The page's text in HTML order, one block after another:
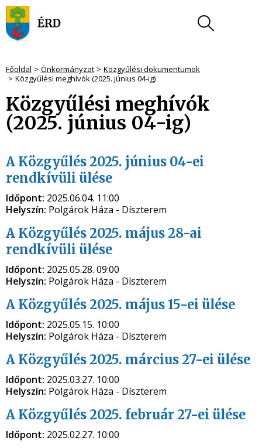
Főoldal Önkormányzat
Közgyűlési dokumentumok
Közgyűlési meghívók (2025. június 04-ig)
Közgyűlési meghívók
(2025. június 04-ig)
A Közgyűlés 2025. június 04-ei
rendkívüli ülése
Időpont: 2025.06.04. 11:00
Helyszín: Polgárok Háza - Díszterem
A Közgyűlés 2025. május 28-ai
rendkívüli ülése
Időpont: 2025.05.28. 09:00
Helyszín: Polgárok Háza - Díszterem
A Közgyűlés 2025. május 15-ei ülése
Időpont: 2025.05.15. 10:00
Helyszín: Polgárok Háza - Díszterem
A Közgyűlés 2025. március 27-ei ülése
Időpont: 2025.03.27. 10:00
Helyszín: Polgárok Háza - Díszterem
A Közgyűlés 2025. február 27-ei ülése
Időpont: 2025.02.27. 10:00